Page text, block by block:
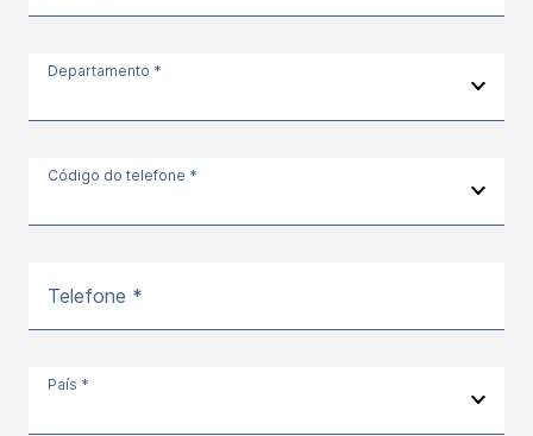
Departamento *
Código do telefone *
Telefone *
País *